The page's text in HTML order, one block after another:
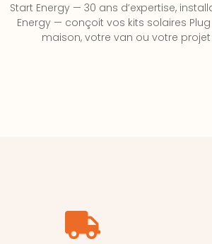
Start Energy — 30 ans d’expertise,
Energy — conçoit vos kits solaires
maison, votre van ou votre